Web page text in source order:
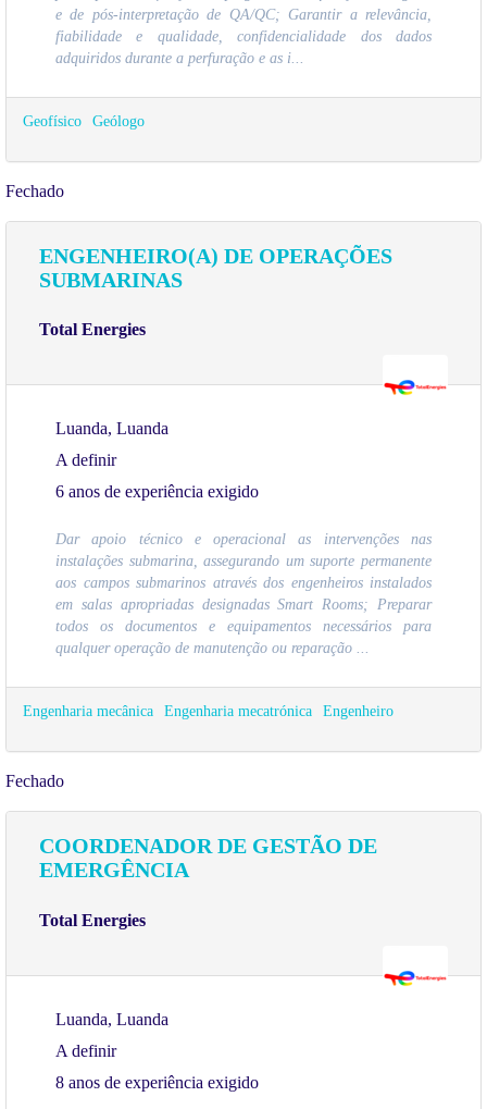
e de pós-interpretação de QA/QC; Garantir a relevância,
fiabilidade e qualidade, confidencialidade dos dados
adquiridos durante a perfuração e as i...
Geofísico Geólogo
Fechado
ENGENHEIRO(A) DE OPERAÇÕES
SUBMARINAS
Total Energies
Luanda, Luanda
A definir
6 anos de experiência exigido
Dar apoio técnico e operacional as intervenções nas
instalações submarina, assegurando um suporte permanente
aos campos submarinos através dos engenheiros instalados
em salas apropriadas designadas Smart Rooms; Preparar
todos os documentos e equipamentos necessários para
qualquer operação de manutenção ou reparação ...
Engenharia mecânica Engenharia mecatrónica Engenheiro
Fechado
COORDENADOR DE GESTÃO DE
EMERGÊNCIA
Total Energies
Luanda, Luanda
A definir
8 anos de experiência exigido